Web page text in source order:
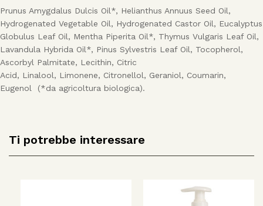
Prunus Amygdalus Dulcis Oil*, Helianthus Annuus Seed Oil,
Hydrogenated Vegetable Oil, Hydrogenated Castor Oil, Eucalyptus
Globulus Leaf Oil, Mentha Piperita Oil*, Thymus Vulgaris Leaf Oil,
Lavandula Hybrida Oil*, Pinus Sylvestris Leaf Oil, Tocopherol,
Ascorbyl Palmitate, Lecithin, Citric
Acid, Linalool, Limonene, Citronellol, Geraniol, Coumarin,
Eugenol (*da agricoltura biologica).
Ti potrebbe interessare